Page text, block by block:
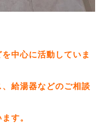
中心に活動していま
給湯器などのご相談
す。